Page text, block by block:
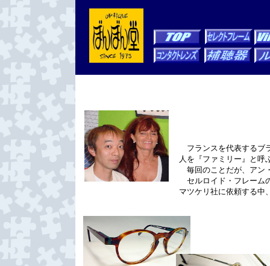
フランスを代表するブ
人を『ファミリー』と呼
毎回のことだが、アン
セルロイド・フレーム
マツケリ社に依頼する中